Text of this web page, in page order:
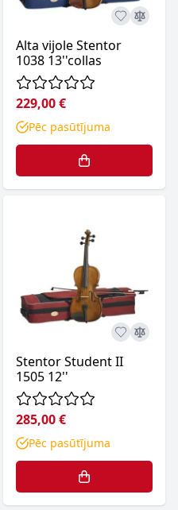
Alta vijole Stentor
1038 13''collas
229,00 €
Pēc pasūtījuma
Stentor Student II
1505 12''
285,00 €
Pēc pasūtījuma